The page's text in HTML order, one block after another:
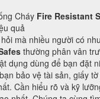
Cháy Fire Resistant
quả
mà nhiều người có
thường phân vân
dụng dùng để bạn đặt
bảo vệ tài sản, giấy
Cần hiểu rõ và kỹ